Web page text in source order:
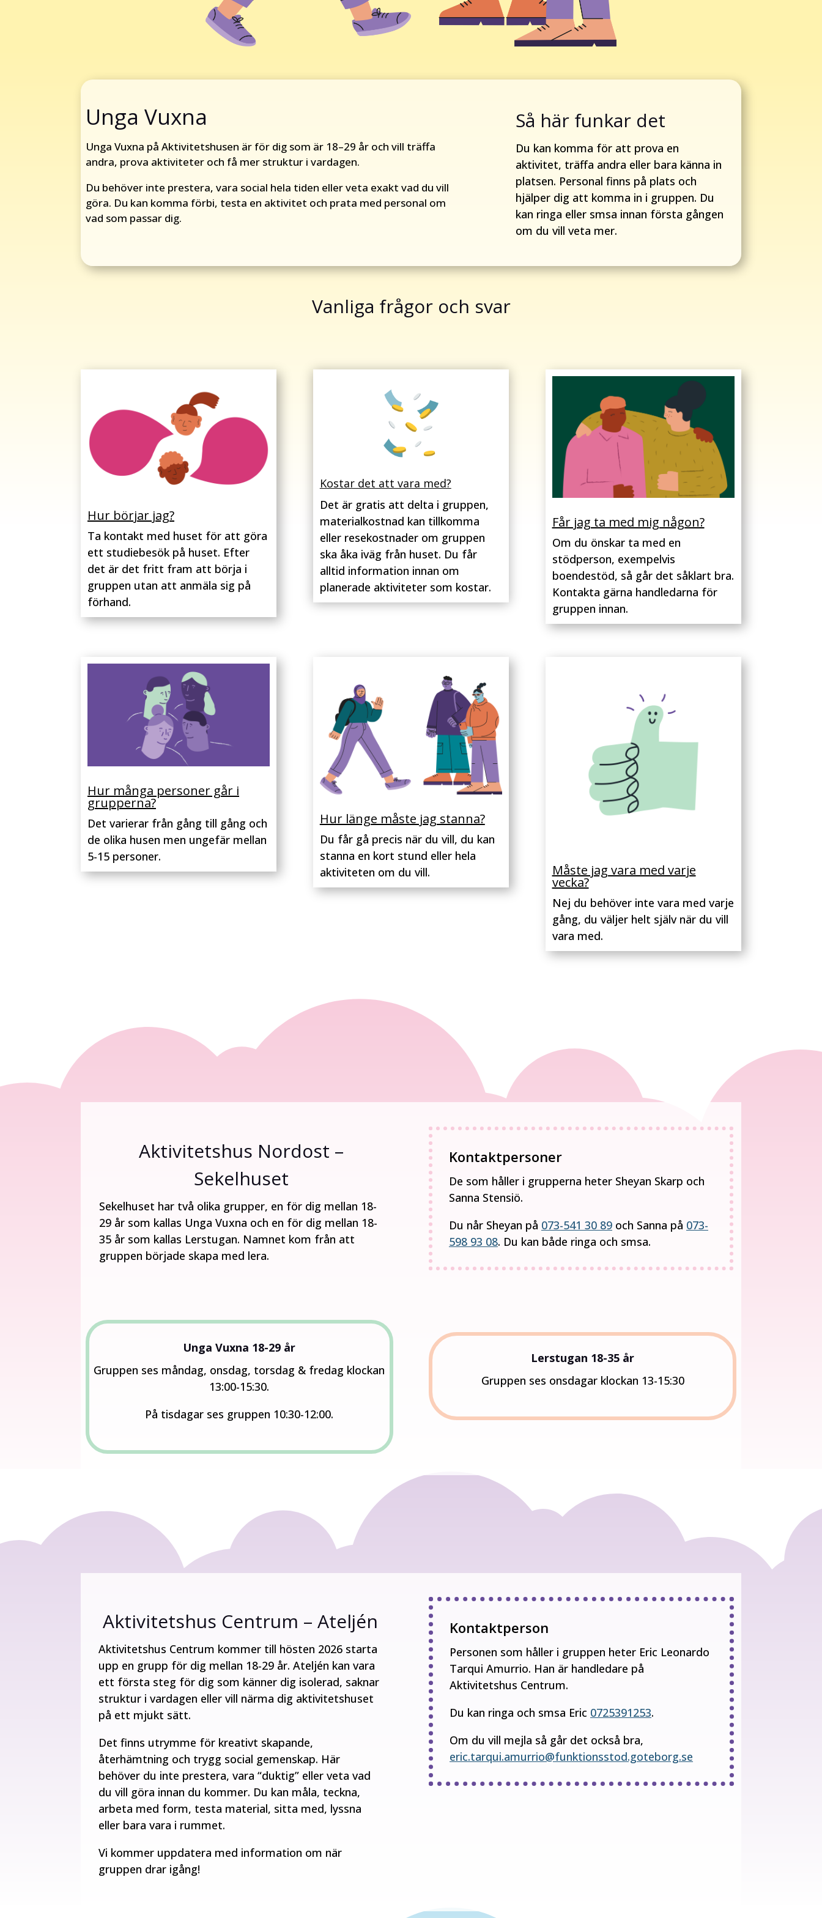
Unga Vuxna
Unga Vuxna på Aktivitetshusen är för dig som är 18–29 år och vill träffa
andra, prova aktiviteter och få mer struktur i vardagen.
Du behöver inte prestera, vara social hela tiden eller veta exakt vad du vill
göra. Du kan komma förbi, testa en aktivitet och prata med personal om
vad som passar dig.
Så här funkar det
Du kan komma för att prova en
aktivitet, träffa andra eller bara känna in
platsen. Personal finns på plats och
hjälper dig att komma in i gruppen. Du
kan ringa eller smsa innan första gången
om du vill veta mer.
Vanliga frågor och svar
Hur börjar jag?
Ta kontakt med huset för att göra
ett studiebesök på huset. Efter
det är det fritt fram att börja i
gruppen utan att anmäla sig på
förhand.
Kostar det att vara med?
Det är gratis att delta i gruppen,
materialkostnad kan tillkomma
eller resekostnader om gruppen
ska åka iväg från huset. Du får
alltid information innan om
planerade aktiviteter som kostar.
Får jag ta med mig någon?
Om du önskar ta med en
stödperson, exempelvis
boendestöd, så går det såklart bra.
Kontakta gärna handledarna för
gruppen innan.
Hur många personer går i
grupperna?
Det varierar från gång till gång och
de olika husen men ungefär mellan
5-15 personer.
Hur länge måste jag stanna?
Du får gå precis när du vill, du kan
stanna en kort stund eller hela
aktiviteten om du vill.
Måste jag vara med varje
vecka?
Nej du behöver inte vara med varje
gång, du väljer helt själv när du vill
vara med.
Aktivitetshus Nordost –
Sekelhuset
Sekelhuset har två olika grupper, en för dig mellan 18-
29 år som kallas Unga Vuxna och en för dig mellan 18-
35 år som kallas Lerstugan. Namnet kom från att
gruppen började skapa med lera.
Kontaktpersoner
De som håller i grupperna heter Sheyan Skarp och
Sanna Stensiö.
Du når Sheyan på 073-541 30 89och Sanna på 073-
598 93 08. Du kan både ringa och smsa.
Unga Vuxna 18-29 år
Gruppen ses måndag, onsdag, torsdag & fredag klockan
13:00-15:30.
På tisdagar ses gruppen 10:30-12:00.
Lerstugan 18-35 år
Gruppen ses onsdagar klockan 13-15:30
Aktivitetshus Centrum – Ateljén
Aktivitetshus Centrum kommer till hösten 2026 starta
upp en grupp för dig mellan 18-29 år. Ateljén kan vara
ett första steg för dig som känner dig isolerad, saknar
struktur i vardagen eller vill närma dig aktivitetshuset
på ett mjukt sätt.
Det finns utrymme för kreativt skapande,
återhämtning och trygg social gemenskap. Här
behöver du inte prestera, vara “duktig” eller veta vad
du vill göra innan du kommer. Du kan måla, teckna,
arbeta med form, testa material, sitta med, lyssna
eller bara vara i rummet.
Vi kommer uppdatera med information om när
gruppen drar igång!
Kontaktperson
Personen som håller i gruppen heter Eric Leonardo
Tarqui Amurrio. Han är handledare på
Aktivitetshus Centrum.
Du kan ringa och smsa Eric 0725391253.
Om du vill mejla så går det också bra,
eric.tarqui.amurrio@funktionsstod.goteborg.se